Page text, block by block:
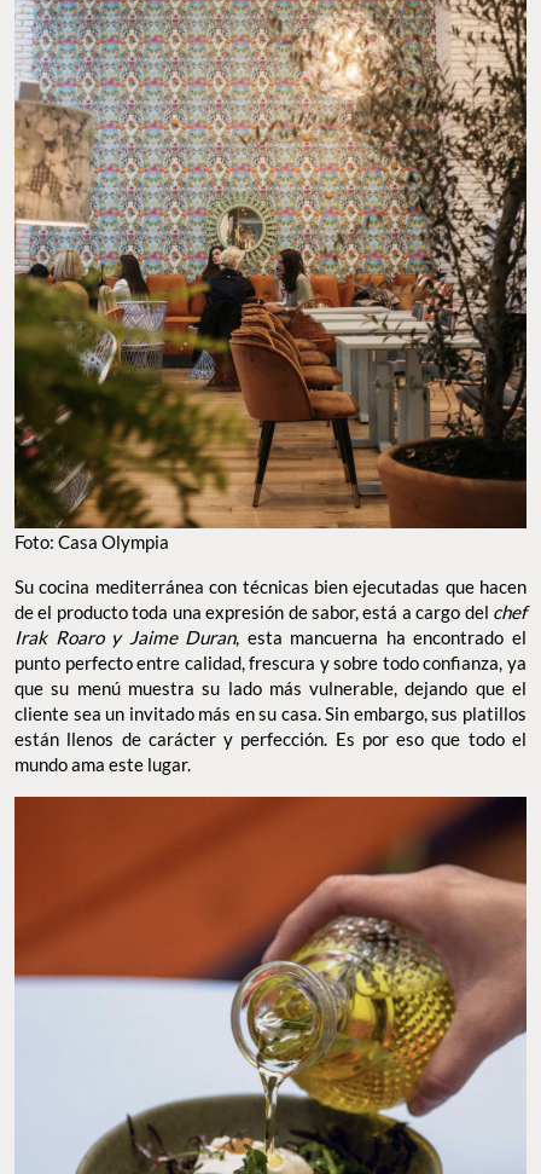
Foto: Casa Olympia
Su cocina mediterránea con técnicas bien ejecutadas que hacen
de el producto toda una expresión de sabor, está a cargo del chef
Irak Roaro y Jaime Duran, esta mancuerna ha encontrado el
punto perfecto entre calidad, frescura y sobre todo confianza, ya
que su menú muestra su lado más vulnerable, dejando que el
cliente sea un invitado más en su casa. Sin embargo, sus platillos
están llenos de carácter y perfección. Es por eso que todo el
mundo ama este lugar.